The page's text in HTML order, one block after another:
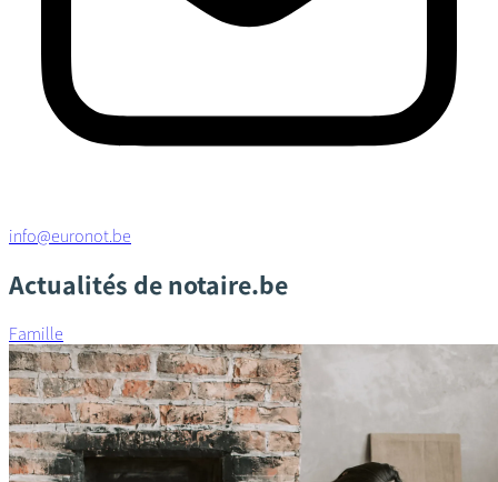
info@euronot.be
Actualités de notaire.be
Famille